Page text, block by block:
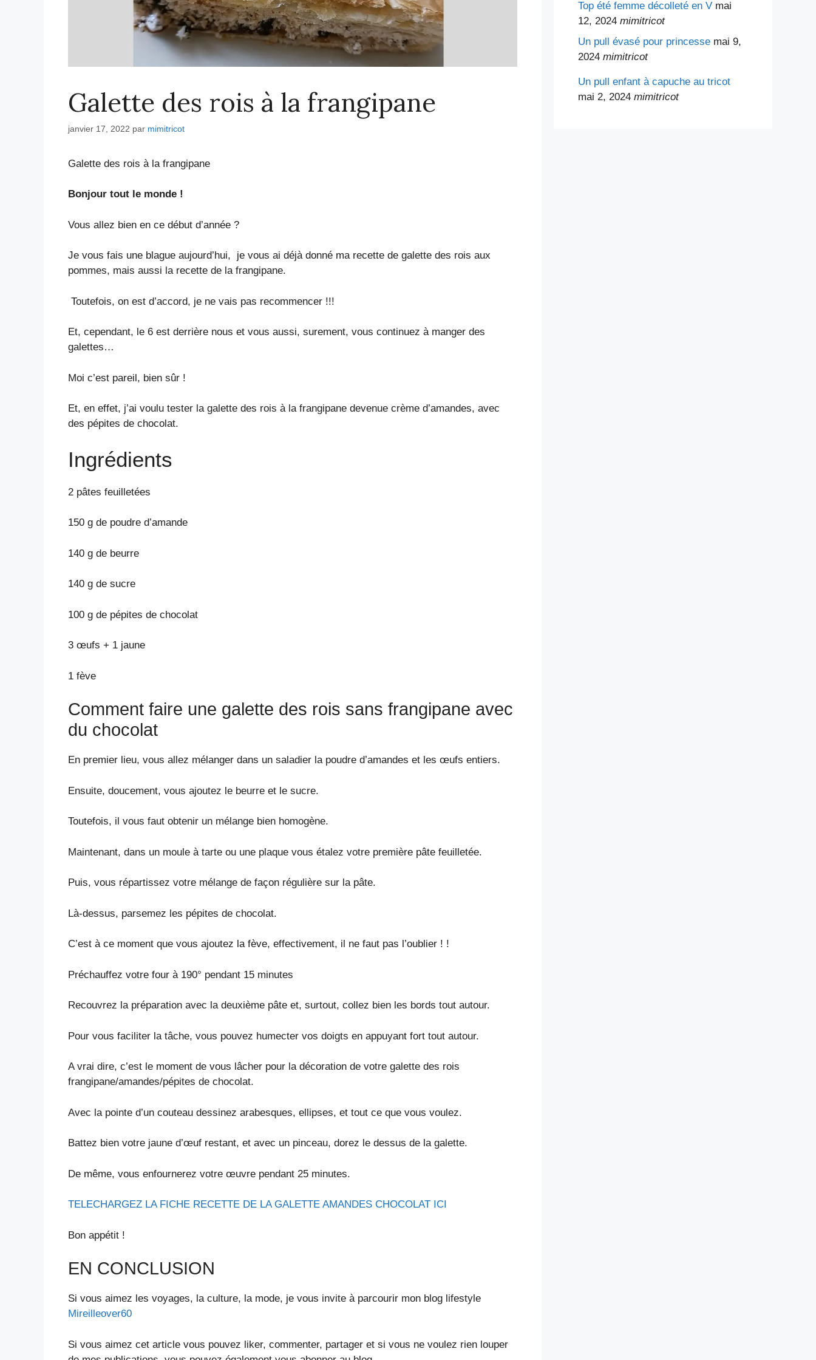
Galette des rois à la frangipane
janvier 17, 2022 par mimitricot
Galette des rois à la frangipane
Bonjour tout le monde !
Vous allez bien en ce début d’année ?
Je vous fais une blague aujourd’hui, je vous ai déjà donné ma recette de galette des rois aux
pommes, mais aussi la recette de la frangipane.
Toutefois, on est d’accord, je ne vais pas recommencer !!!
Et, cependant, le 6 est derrière nous et vous aussi, surement, vous continuez à manger des
galettes…
Moi c’est pareil, bien sûr !
Et, en effet, j’ai voulu tester la galette des rois à la frangipane devenue crème d’amandes, avec
des pépites de chocolat.
Ingrédients
2 pâtes feuilletées
150 g de poudre d’amande
140 g de beurre
140 g de sucre
100 g de pépites de chocolat
3 œufs + 1 jaune
1 fève
Comment faire une galette des rois sans frangipane avec
du chocolat
En premier lieu, vous allez mélanger dans un saladier la poudre d’amandes et les œufs entiers.
Ensuite, doucement, vous ajoutez le beurre et le sucre.
Toutefois, il vous faut obtenir un mélange bien homogène.
Maintenant, dans un moule à tarte ou une plaque vous étalez votre première pâte feuilletée.
Puis, vous répartissez votre mélange de façon régulière sur la pâte.
Là-dessus, parsemez les pépites de chocolat.
C’est à ce moment que vous ajoutez la fève, effectivement, il ne faut pas l’oublier ! !
Préchauffez votre four à 190° pendant 15 minutes
Recouvrez la préparation avec la deuxième pâte et, surtout, collez bien les bords tout autour.
Pour vous faciliter la tâche, vous pouvez humecter vos doigts en appuyant fort tout autour.
A vrai dire, c’est le moment de vous lâcher pour la décoration de votre galette des rois
frangipane/amandes/pépites de chocolat.
Avec la pointe d’un couteau dessinez arabesques, ellipses, et tout ce que vous voulez.
Battez bien votre jaune d’œuf restant, et avec un pinceau, dorez le dessus de la galette.
De même, vous enfournerez votre œuvre pendant 25 minutes.
TELECHARGEZ LA FICHE RECETTE DE LA GALETTE AMANDES CHOCOLAT ICI
Bon appétit !
EN CONCLUSION
Si vous aimez les voyages, la culture, la mode, je vous invite à parcourir mon blog lifestyle
Mireilleover60
Si vous aimez cet article vous pouvez liker, commenter, partager et si vous ne voulez rien louper
Top été femme décolleté en V mai
12, 2024 mimitricot
Un pull évasé pour princesse mai 9,
2024 mimitricot
Un pull enfant à capuche au tricot
mai 2, 2024 mimitricot